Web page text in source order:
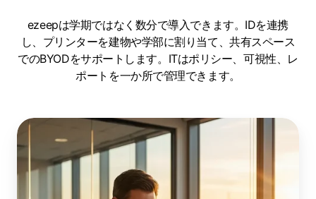
ezeepは学期ではなく数分で導入できます。IDを連携
し、プリンターを建物や学部に割り当て、共有スペース
でのBYODをサポートします。ITはポリシー、可視性、レ
ポートを一か所で管理できます。